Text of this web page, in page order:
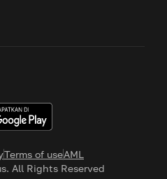
Terms of useAML
All Rights Reserved